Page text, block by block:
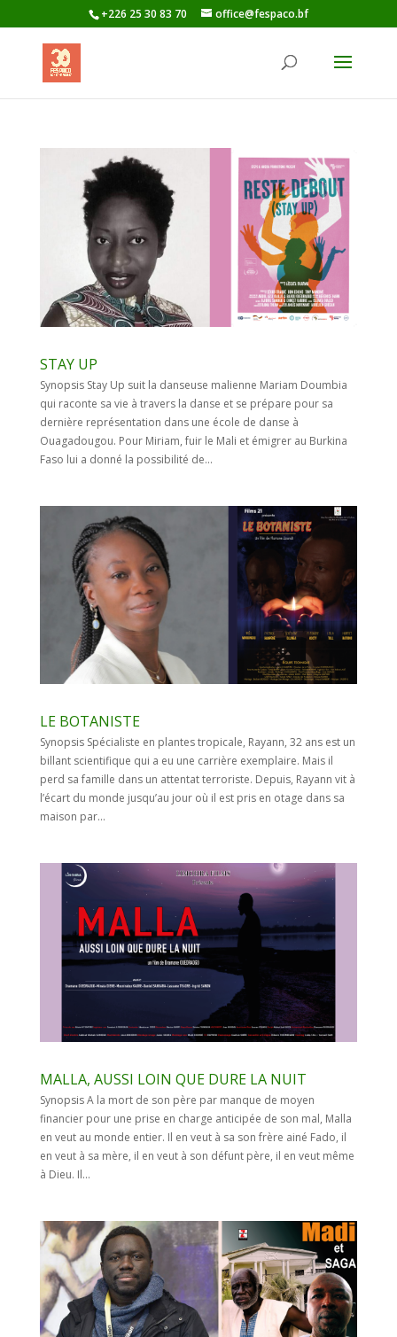
+226 25 30 83 70 office@fespaco.bf
STAY UP
Synopsis Stay Up suit la danseuse malienne Mariam Doumbia
qui raconte sa vie à travers la danse et se prépare pour sa
dernière représentation dans une école de danse à
Ouagadougou. Pour Miriam, fuir le Mali et émigrer au Burkina
Faso lui a donné la possibilité de...
LE BOTANISTE
Synopsis Spécialiste en plantes tropicale, Rayann, 32 ans est un
billant scientifique qui a eu une carrière exemplaire. Mais il
perd sa famille dans un attentat terroriste. Depuis, Rayann vit à
l’écart du monde jusqu’au jour où il est pris en otage dans sa
maison par...
MALLA, AUSSI LOIN QUE DURE LA NUIT
Synopsis A la mort de son père par manque de moyen
financier pour une prise en charge anticipée de son mal, Malla
en veut au monde entier. Il en veut à sa son frère ainé Fado, il
en veut à sa mère, il en veut à son défunt père, il en veut même
à Dieu. Il...